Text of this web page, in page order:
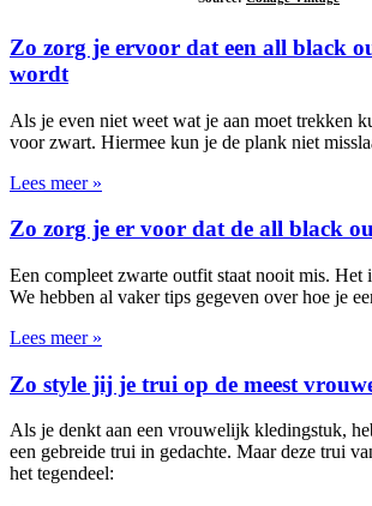
Zo zorg je ervoor dat een all black
wordt
Als je even niet weet wat je aan moet trekken
voor zwart. Hiermee kun je de plank niet
Lees meer »
Zo zorg je er voor dat de all black
Een compleet zwarte outfit staat nooit mis. Het
We hebben al vaker tips gegeven over hoe je
Lees meer »
Zo style jij je trui op de meest
Als je denkt aan een vrouwelijk kledingstuk,
een gebreide trui in gedachte. Maar deze trui
het tegendeel: